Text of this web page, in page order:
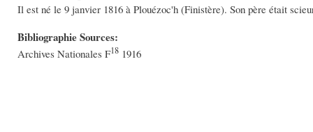
Il est né le 9 janvier 1816 à Plouézoc'h (Finistère). Son père était
Bibliographie Sources:
Archives Nationales F18 1916